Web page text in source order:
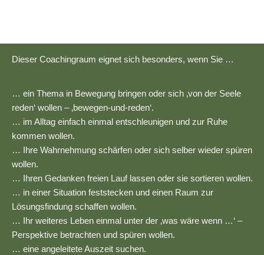
Dieser Coachingraum eignet sich besonders, wenn Sie …
… ein Thema in Bewegung bringen oder sich ‚von der Seele
reden‘ wollen – ‚bewegen-und-reden‘.
… im Alltag einfach einmal entschleunigen und zur Ruhe
kommen wollen.
… Ihre Wahrnehmung schärfen oder sich selber wieder spüren
wollen.
… Ihren Gedanken freien Lauf lassen oder sie sortieren wollen.
… in einer Situation feststecken und einen Raum zur
Lösungsfindung schaffen wollen.
… Ihr weiteres Leben einmal unter der ‚was wäre wenn …‘ –
Perspektive betrachten und spüren wollen.
… eine angeleitete Auszeit suchen.